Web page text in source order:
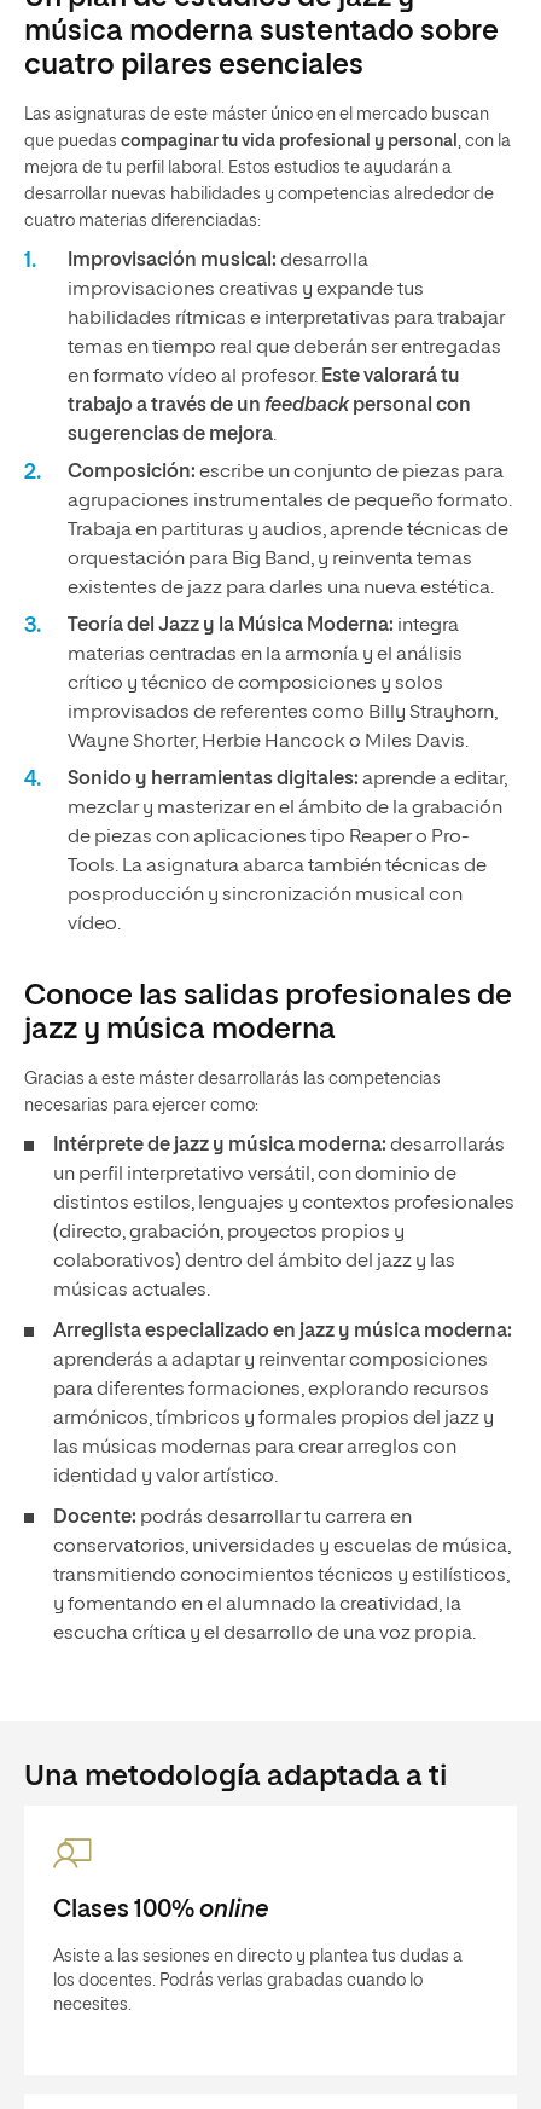
música moderna sustentado sobre
cuatro pilares esenciales
Las asignaturas de este máster único en el mercado buscan
que puedas compaginar tu vida profesional y personal , con la
mejora de tu perfil laboral. Estos estudios te ayudarán a
desarrollar nuevas habilidades y competencias alrededor de
cuatro materias diferenciadas:
Improvisación musical: desarrolla
improvisaciones creativas y expande tus
habilidades rítmicas e interpretativas para trabajar
temas en tiempo real que deberán ser entregadas
en formato vídeo al profesor. Este valorará tu
trabajo a través de un feedbackpersonal con
sugerencias de mejora.
Composición: escribe un conjunto de piezas para
agrupaciones instrumentales de pequeño formato.
Trabaja en partituras y audios, aprende técnicas de
orquestación para Big Band, y reinventa temas
existentes de jazz para darles una nueva estética.
Teoría del Jazz y la Música Moderna: integra
materias centradas en la armonía y el análisis
crítico y técnico de composiciones y solos
improvisados de referentes como Billy Strayhorn,
Wayne Shorter, Herbie Hancock o Miles Davis.
Sonido y herramientas digitales: aprende a editar,
mezclar y masterizar en el ámbito de la grabación
de piezas con aplicaciones tipo Reaper o Pro-
Tools. La asignatura abarca también técnicas de
posproducción y sincronización musical con
vídeo.
Conoce las salidas profesionales de
jazz y música moderna
Gracias a este máster desarrollarás las competencias
necesarias para ejercer como:
Intérprete de jazz y música moderna: desarrollarás
un perfil interpretativo versátil, con dominio de
distintos estilos, lenguajes y contextos profesionales
(directo, grabación, proyectos propios y
colaborativos) dentro del ámbito del jazz y las
músicas actuales.
Arreglista especializado en jazz y música moderna:
aprenderás a adaptar y reinventar composiciones
para diferentes formaciones, explorando recursos
armónicos, tímbricos y formales propios del jazz y
las músicas modernas para crear arreglos con
identidad y valor artístico.
Docente: podrás desarrollar tu carrera en
conservatorios, universidades y escuelas de música,
transmitiendo conocimientos técnicos y estilísticos,
y fomentando en el alumnado la creatividad, la
escucha crítica y el desarrollo de una voz propia.
Una metodología adaptada a ti
Clases 100% online
Asiste a las sesiones en directo y plantea tus dudas a
los docentes. Podrás verlas grabadas cuando lo
necesites.